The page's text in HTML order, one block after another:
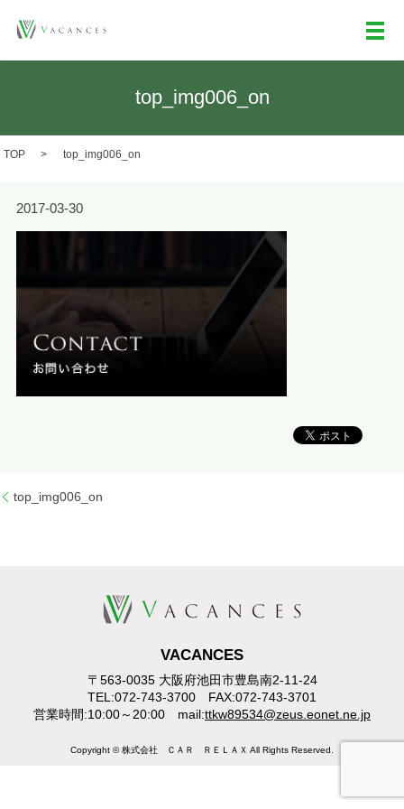
メ
top_img006_on
TOP top_img006_on
2017-03-30
top_img006_on
VACANCES
〒563-0035 大阪府池田市豊島南2-11-24
TEL:072-743-3700 FAX:072-743-3701
営業時間:10:00～20:00 mail:ttkw89534@zeus.eonet.ne.jp
Copyright © 株式会社 ＣＡＲ ＲＥＬＡＸ All Rights Reserved.